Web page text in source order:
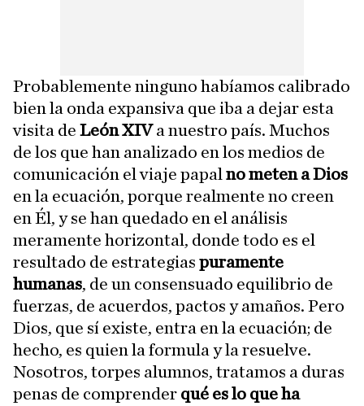
Probablemente ninguno habíamos calibrado
bien la onda expansiva que iba a dejar esta
visita de León XIVa nuestro país. Muchos
de los que han analizado en los medios de
comunicación el viaje papal no meten a Dios
en la ecuación, porque realmente no creen
en Él, y se han quedado en el análisis
meramente horizontal, donde todo es el
resultado de estrategias puramente
humanas, de un consensuado equilibrio de
fuerzas, de acuerdos, pactos y amaños. Pero
Dios, que sí existe, entra en la ecuación; de
hecho, es quien la formula y la resuelve.
Nosotros, torpes alumnos, tratamos a duras
penas de comprender qué es lo que ha